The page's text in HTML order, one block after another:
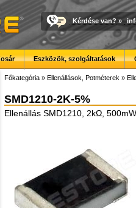
Kérdése van? »
Eszközök, szolgáltatások
Főkategória » Ellenállások, Potméterek »
SMD1210-2K-5%
Ellenállás SMD1210, 2kΩ,